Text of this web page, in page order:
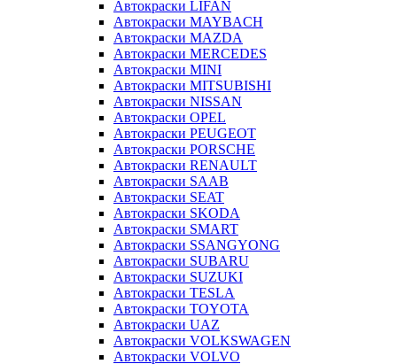
Автокраски LIFAN
Автокраски MAYBACH
Автокраски MAZDA
Автокраски MERCEDES
Автокраски MINI
Автокраски MITSUBISHI
Автокраски NISSAN
Автокраски OPEL
Автокраски PEUGEOT
Автокраски PORSCHE
Автокраски RENAULT
Автокраски SAAB
Автокраски SEAT
Автокраски SKODA
Автокраски SMART
Автокраски SSANGYONG
Автокраски SUBARU
Автокраски SUZUKI
Автокраски TESLA
Автокраски TOYOTA
Автокраски UAZ
Автокраски VOLKSWAGEN
Автокраски VOLVO